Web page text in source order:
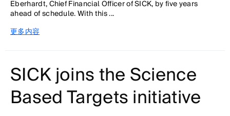
Eberhardt, Chief Financial Officer of SICK, by five years
ahead of schedule. With this ...
更多内容
SICK joins the Science
Based Targets initiative